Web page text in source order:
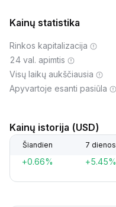
Kainų statistika
Rinkos kapitalizacija
24 val. apimtis
Visų laikų aukščiausia
Apyvartoje esanti pasiūla
Kainų istorija (USD)
Šiandien 7 dienos
+0.66% +5.45%